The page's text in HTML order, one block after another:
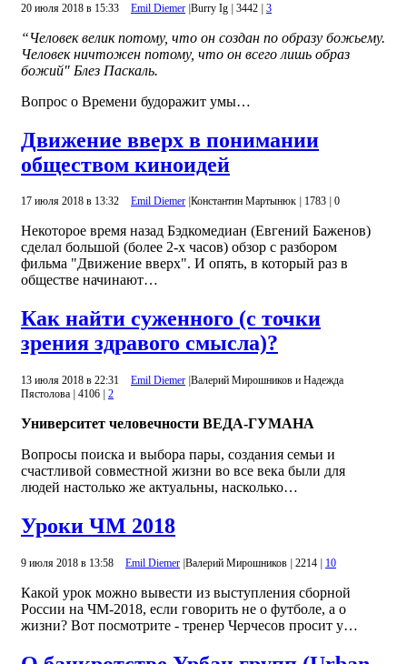
20 июля 2018 в 15:33 Emil Diemer |Burry Ig | 3442 | 3
“Че­ло­век велик потому, что он создан по образу бо­жье­му.
Че­ло­век ни­что­жен потому, что он всего лишь образ
божий" Блез Пас­каль.
Вопрос о Вре­ме­ни бу­до­ра­жит умы…
Движение вверх в понимании
обществом киноидей
17 июля 2018 в 13:32 Emil Diemer Константин Мартынюк 1783 0
Некоторое время назад Бэдкомедиан (Евгений Баженов)
сделал большой (более 2-х часов) обзор с разбором
фильма "Движение вверх". И опять, в который раз в
обществе начинают…
Как найти суженного (с точки
зрения здравого смысла)?
13 июля 2018 в 22:31 Emil Diemer Валерий Мирошников и Надежда
Пястолова
4106 2
Университет человечности ВЕДА-ГУМАНА
Вопросы поиска и выбора пары, создания семьи и
счастливой совместной жизни во все века были для
людей настолько же актуальны, насколько…
Уроки ЧМ 2018
9 июля 2018 в 13:58 Emil Diemer Валерий Мирошников 2214 10
Какой урок можно вывести из выступления сборной
России на ЧМ-2018, если говорить не о футболе, а о
жизни? Вот посмотрите - тренер Черчесов просит у…